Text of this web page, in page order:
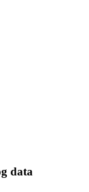
data